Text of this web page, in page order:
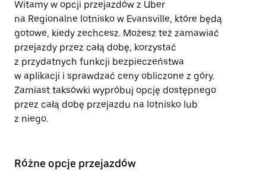
Witamy w opcji przejazdów z Uber
na Regionalne lotnisko w Evansville, które będą
gotowe, kiedy zechcesz. Możesz też zamawiać
przejazdy przez całą dobę, korzystać
z przydatnych funkcji bezpieczeństwa
w aplikacji i sprawdzać ceny obliczone z góry.
Zamiast taksówki wypróbuj opcję dostępnego
przez całą dobę przejazdu na lotnisko lub
z niego.
Różne opcje przejazdów